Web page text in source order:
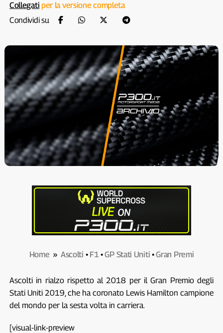
Collegati per la versione completa
Condividi su
Home » Ascolti • F1•GP Stati Uniti •Gran Premi
Ascolti in rialzo rispetto al 2018 per il Gran Premio degli
Stati Uniti 2019, che ha coronato Lewis Hamilton campione
del mondo per la sesta volta in carriera.
[visual-link-preview